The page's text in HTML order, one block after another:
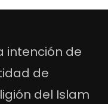
intención de
de
del Islam